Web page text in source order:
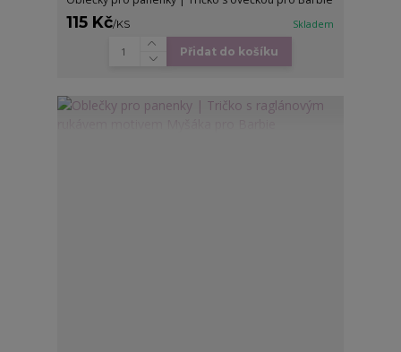
115 Kč/KS Skladem
Přidat do košíku